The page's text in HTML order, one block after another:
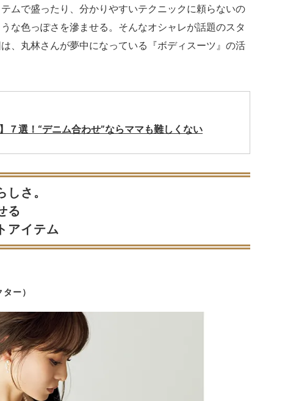
ムで盛ったり、分かりやすいテクニックに頼らないの
な色っぽさを滲ませる。そんなオシャレが話題のスタ
、丸林さんが夢中になっている『ボディスーツ』の活
７選！“デニム合わせ”ならママも難しくない
さ。
る
アイテム
ー）